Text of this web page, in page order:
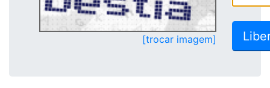
[trocar imagem]